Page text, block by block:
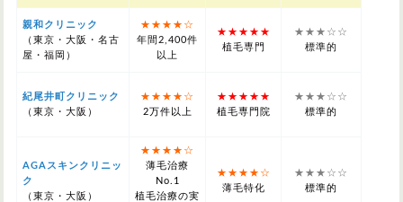
親和クリニック
（東京・大阪・名古
屋・福岡）
★★★★☆
年間2,400件
以上
★★★★★
植毛専門
★★★☆☆
標準的
紀尾井町クリニック
（東京・大阪）
★★★★☆
2万件以上
★★★★★
植毛専門院
★★★☆☆
標準的
AGAスキンクリニッ
ク
（東京・大阪）
★★★★☆
薄毛治療
No.1
植毛治療の実
★★★★☆
薄毛特化
★★★☆☆
標準的